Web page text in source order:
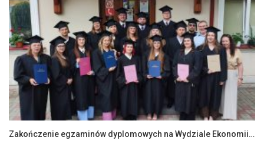
Zakończenie egzaminów dyplomowych na Wydziale Ekonomii i Zarządzania